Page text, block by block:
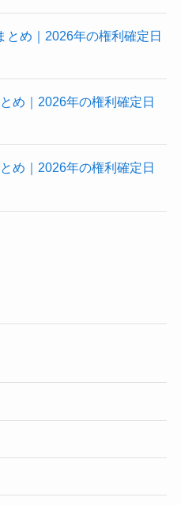
とめ｜2026年の権利確定日
め｜2026年の権利確定日
め｜2026年の権利確定日